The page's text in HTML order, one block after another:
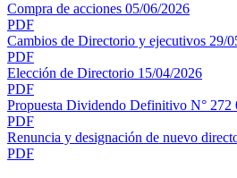
Compra de acciones 05/06/2026
PDF
Cambios de Directorio y ejecutivos 29/
PDF
Elección de Directorio 15/04/2026
PDF
Propuesta Dividendo Definitivo N° 272
PDF
Renuncia y designación de nuevo
PDF